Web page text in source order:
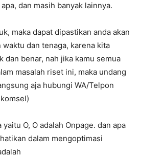
dan masih banyak lainnya.
maka dapat dipastikan anda akan
dan tenaga, karena kita
dan benar, nah jika kamu semua
masalah riset ini, maka undang
aja hubungi WA/Telpon
O, O adalah Onpage. dan apa
dalam mengoptimasi